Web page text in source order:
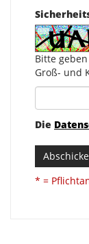
Bitte
Groß- und
Die
* =